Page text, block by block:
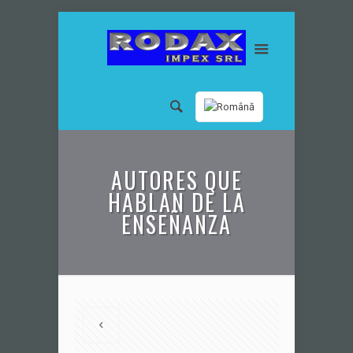
AUTORES QUE
HABLAN DE LA
ENSEÑANZA